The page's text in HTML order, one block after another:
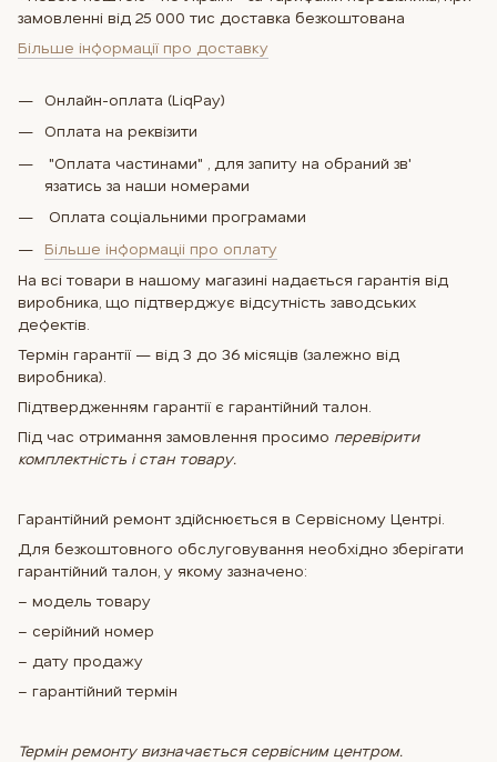
замовленні від 25 000 тис доставка безкоштована
Більше інформації про доставку
Онлайн-оплата (LiqPay)
Оплата на реквізити
"Оплата частинами" , для запиту на обраний зв'
язатись за наши номерами
Оплата соцiальними програмами
Більше інформаціі про оплату
На всі товари в нашому магазині надається гарантія від
виробника, що підтверджує відсутність заводських
дефектів.
Термін гарантії — від 3 до 36 місяців (залежно від
виробника).
Підтвердженням гарантії є гарантійний талон.
Під час отримання замовлення просимо перевірити
комплектність і стан товару.
Гарантійний ремонт здійснюється в Сервісному Центрі.
Для безкоштовного обслуговування необхідно зберігати
гарантійний талон, у якому зазначено:
– модель товару
– серійний номер
– дату продажу
– гарантійний термін
Термін ремонту визначається сервісним центром.